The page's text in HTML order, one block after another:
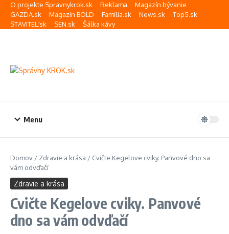
Preskočiť na obsah
O projekte Spravnykrok.sk Reklama
Magazín bývanie
GAZDA.sk
Magazín BOLD Família.sk News.sk
Top5.sk
STAVITEĽ.sk
SEN.sk Šálka kávy
Menu
Domov / Zdravie a krása / Cvičte Kegelove cviky. Panvové dno sa
vám odvďačí
Zdravie a krása
Cvičte Kegelove cviky. Panvové
dno sa vám odvďačí